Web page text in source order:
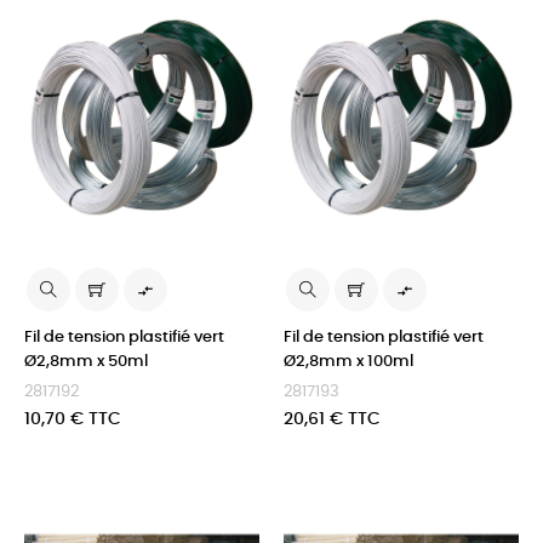

Fil de tension plastifié vert
Ø2,8mm x 50ml
2817192
Prix
10,70 € TTC

Fil de tension plastifié vert
Ø2,8mm x 100ml
2817193
Prix
20,61 € TTC